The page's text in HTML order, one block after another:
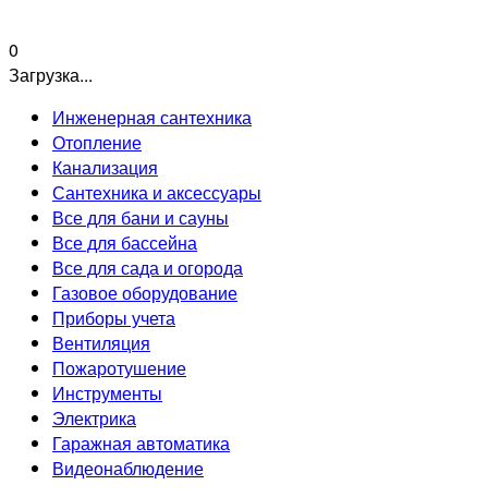
0
Загрузка...
Инженерная сантехника
Отопление
Канализация
Сантехника и аксессуары
Все для бани и сауны
Все для бассейна
Все для сада и огорода
Газовое оборудование
Приборы учета
Вентиляция
Пожаротушение
Инструменты
Электрика
Гаражная автоматика
Видеонаблюдение